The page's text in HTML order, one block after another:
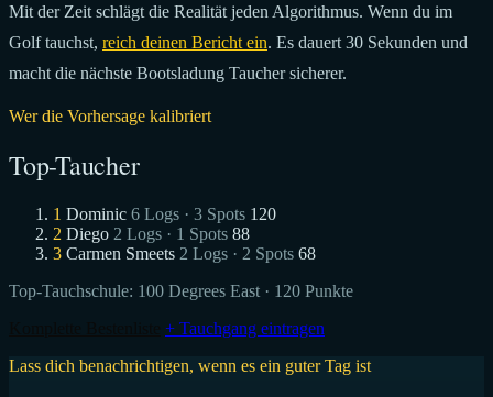
Mit der Zeit schlägt die Realität jeden Algorithmus. Wenn du im
Golf tauchst, reich deinen Bericht ein. Es dauert 30 Sekunden und
macht die nächste Bootsladung Taucher sicherer.
Wer die Vorhersage kalibriert
Top-Taucher
1 Dominic 6 Logs · 3 Spots 120
2 Diego 2 Logs · 1 Spots 88
3 Carmen Smeets 2 Logs · 2 Spots 68
Top-Tauchschule: 100 Degrees East · 120 Punkte
+ Tauchgang eintragen
Lass dich benachrichtigen, wenn es ein guter Tag ist